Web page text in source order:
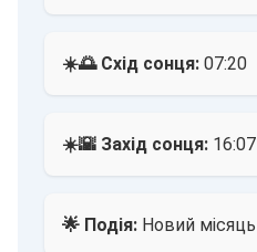
☀️🌅 Схід сонця: 07:20
☀️🌇 Захід сонця: 16:07
🌟 Подія: Новий місяць